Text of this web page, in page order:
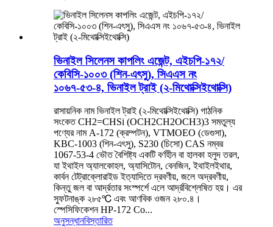
ভিনাইল সিলেনস কাপলিং এজেন্ট, এইচপি-১৭২/
কেবিসি-১০০৩ (শিন-এৎসু), সিএএস নং
১০৬৭-৫৩-৪, ভিনাইল ট্রাই (২-মিথোক্সিইথোক্সি)
রাসায়নিক নাম ভিনাইল ট্রাই (২-মিথোক্সিইথোক্সি) গাঠনিক
সংকেত CH2=CHSi (OCH2CH2OCH3)3 সমতুল্য
পণ্যের নাম A-172 (ক্রম্পটন), VTMOEO (ডেগুসা),
KBC-1003 (শিন-এৎসু), S230 (চিসো) CAS নম্বর
1067-53-4 ভৌত বৈশিষ্ট্য একটি বর্ণহীন বা হালকা হলুদ তরল,
যা ইথাইল অ্যালকোহল, অ্যাসিটোন, বেনজিন, ইথাইলইথার,
কার্বন টেট্রাক্লোরাইড ইত্যাদিতে দ্রবণীয়, জলে অদ্রবণীয়,
কিন্তু জল বা আর্দ্রতার সংস্পর্শে এলে আর্দ্রবিশ্লেষিত হয়। এর
স্ফুটনাঙ্ক ২৮৫℃ এবং আণবিক ওজন ২৮০.৪।
স্পেসিফিকেশন HP-172 Co...
অনুসন্ধানবিস্তারিত